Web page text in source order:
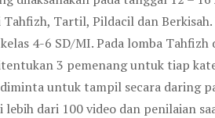
Tartil, Pildacil dan
4-6 SD/MI. Pada lomba
3 pemenang untuk tiap
untuk tampil secara daring
lebih dari 100 video dan penilaian